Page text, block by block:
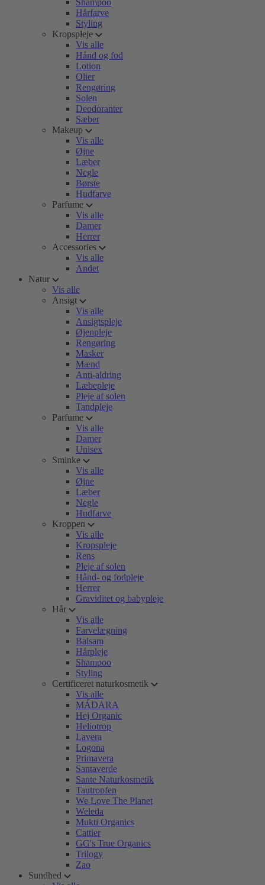
Shampoo
Hårfarve
Styling
Kropspleje
Vis alle
Hånd og fod
Lotion
Olier
Rengøring
Solen
Deodoranter
Sæber
Makeup
Vis alle
Øjne
Læber
Negle
Børste
Hudfarve
Parfume
Vis alle
Damer
Herrer
Accessories
Vis alle
Andet
Natur
Vis alle
Ansigt
Vis alle
Ansigtspleje
Øjenpleje
Rengøring
Masker
Mænd
Anti-aldring
Læbepleje
Pleje af solen
Tandpleje
Parfume
Vis alle
Damer
Unisex
Sminke
Vis alle
Øjne
Læber
Negle
Hudfarve
Kroppen
Vis alle
Kropspleje
Rens
Pleje af solen
Hånd- og fodpleje
Herrer
Graviditet og babypleje
Hår
Vis alle
Farvelægning
Balsam
Hårpleje
Shampoo
Styling
Certificeret naturkosmetik
Vis alle
MÁDARA
Hej Organic
Heliotrop
Lavera
Logona
Primavera
Santaverde
Sante Naturkosmetik
Tautropfen
We Love The Planet
Weleda
Mukti Organics
Cattier
GG's True Organics
Trilogy
Zao
Sundhed